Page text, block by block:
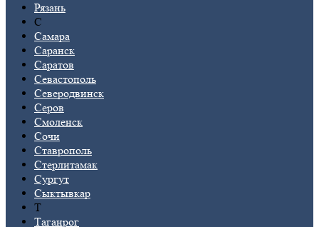
Рязань
С
Самара
Саранск
Саратов
Севастополь
Северодвинск
Серов
Смоленск
Сочи
Ставрополь
Стерлитамак
Сургут
Сыктывкар
Т
Таганрог